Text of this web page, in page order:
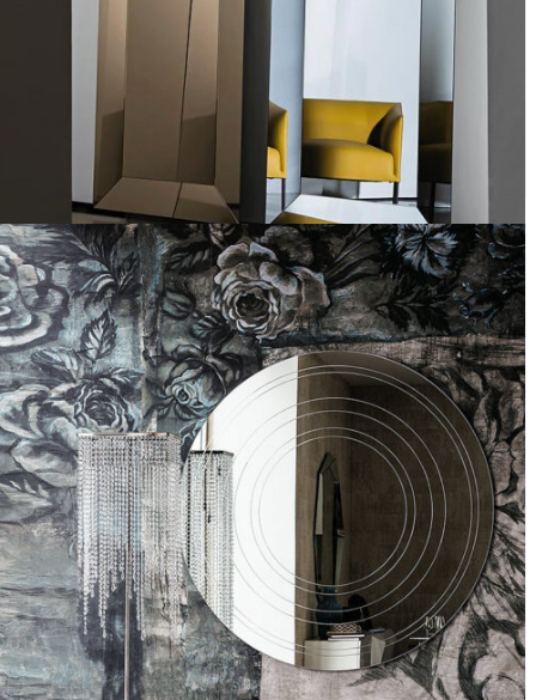
Rectangular Denver
Espejo Ring